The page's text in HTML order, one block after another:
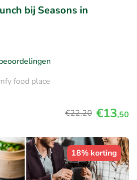
bij Seasons in
food place
€22,20 €13,50
18% korting